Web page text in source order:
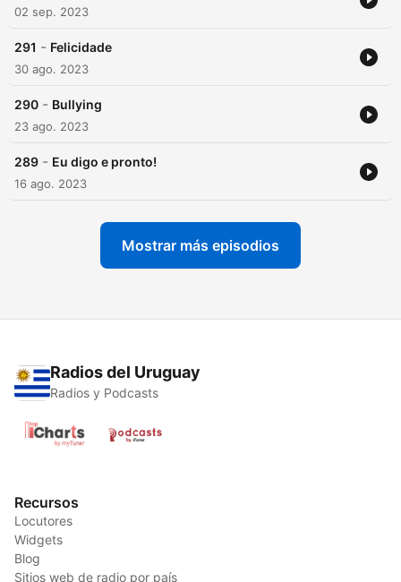
02 sep. 2023
291 - Felicidade
30 ago. 2023
290 - Bullying
23 ago. 2023
289 - Eu digo e pronto!
16 ago. 2023
Mostrar más episodios
Radios del Uruguay
Radios y Podcasts
Recursos
Locutores
Widgets
Blog
Sitios web de radio por país